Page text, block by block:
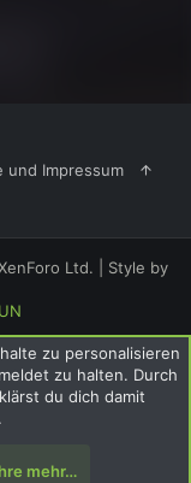
und Impressum
Ltd.
Style by
zu personalisieren
zu halten. Durch
du dich damit
mehr…